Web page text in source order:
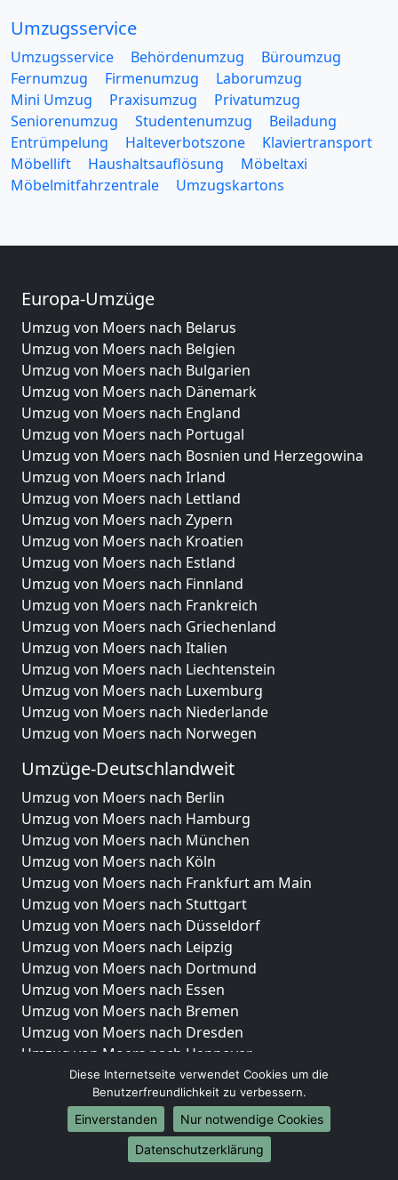
Umzugsservice
Umzugsservice Behördenumzug
Büroumzug
Fernumzug
Firmenumzug
Laborumzug
Mini Umzug
Praxisumzug
Privatumzug
Seniorenumzug
Studentenumzug
Beiladung
Entrümpelung
Halteverbotszone
Klaviertransport
Möbellift
Haushaltsauflösung
Möbeltaxi
Möbelmitfahrzentrale
Umzugskartons
Europa-Umzüge
Umzug von Moers nach Belarus
Umzug von Moers nach Belgien
Umzug von Moers nach Bulgarien
Umzug von Moers nach Dänemark
Umzug von Moers nach England
Umzug von Moers nach Portugal
Umzug von Moers nach Bosnien und Herzegowina
Umzug von Moers nach Irland
Umzug von Moers nach Lettland
Umzug von Moers nach Zypern
Umzug von Moers nach Kroatien
Umzug von Moers nach Estland
Umzug von Moers nach Finnland
Umzug von Moers nach Frankreich
Umzug von Moers nach Griechenland
Umzug von Moers nach Italien
Umzug von Moers nach Liechtenstein
Umzug von Moers nach Luxemburg
Umzug von Moers nach Niederlande
Umzug von Moers nach Norwegen
Umzüge-Deutschlandweit
Umzug von Moers nach Berlin
Umzug von Moers nach Hamburg
Umzug von Moers nach München
Umzug von Moers nach Köln
Umzug von Moers nach Frankfurt am Main
Umzug von Moers nach Stuttgart
Umzug von Moers nach Düsseldorf
Umzug von Moers nach Leipzig
Umzug von Moers nach Dortmund
Umzug von Moers nach Essen
Umzug von Moers nach Bremen
Umzug von Moers nach Dresden
Umzug von Moers nach Hannover
Umzug von Moers nach Nürnberg
Umzug von Moers nach Duisburg
Umzug von Moers nach Bochum
Umzug von Moers nach Wuppertal
Umzug von Moers nach Bielefeld
Diese Internetseite verwendet Cookies um die
Benutzerfreundlichkeit zu verbessern.
Einverstanden
Nur notwendige Cookies
Datenschutzerklärung